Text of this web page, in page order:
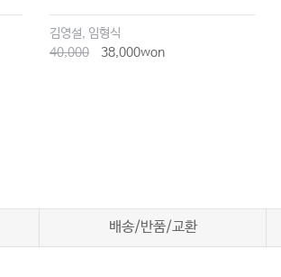
김영설, 임형식
40,000
38,000won
배송/반품/교환